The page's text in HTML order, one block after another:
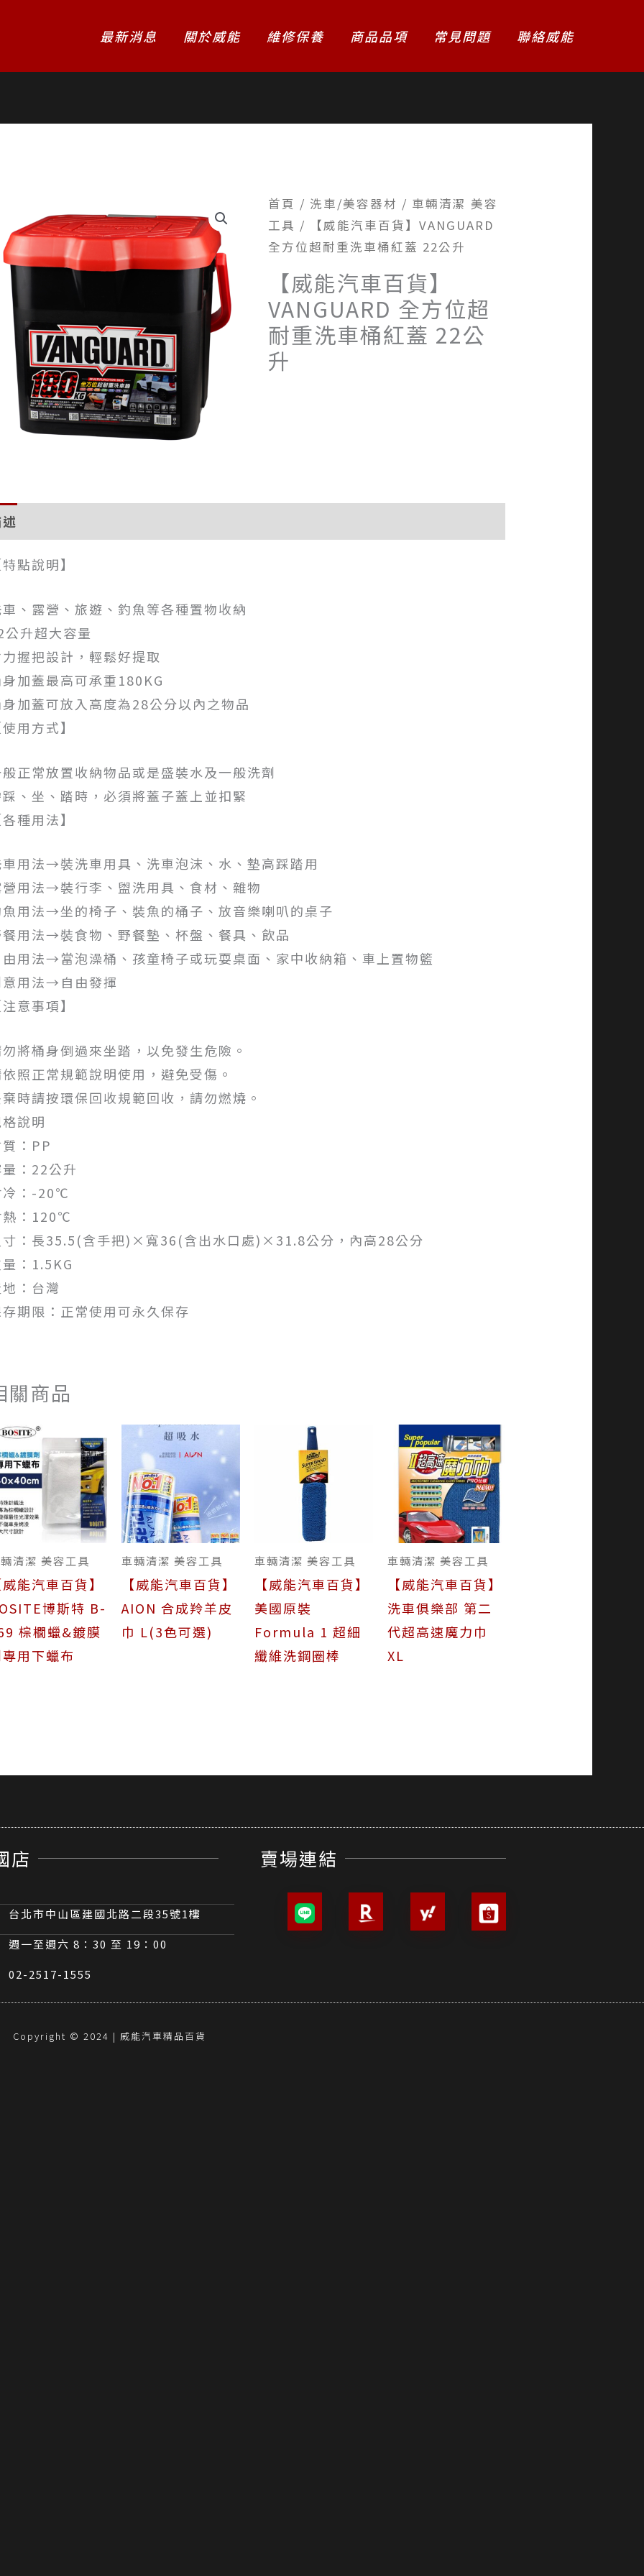
最新消息 關於威能 維修保養 商品品項 常見問題 聯絡威能
首頁 / 洗車/美容器材 / 車輛清潔 美容
工具 / 【威能汽車百貨】VANGUARD
全方位超耐重洗車桶紅蓋 22公升
【威能汽車百貨】
VANGUARD 全方位超
耐重洗車桶紅蓋 22公
升
點說明】
、露營、旅遊、釣魚等各種置物收納
公升超大容量
握把設計，輕鬆好提取
加蓋最高可承重180KG
加蓋可放入高度為28公分以內之物品
用方式】
正常放置收納物品或是盛裝水及一般洗劑
、坐、踏時，必須將蓋子蓋上並扣緊
種用法】
用法→裝洗車用具、洗車泡沫、水、墊高踩踏用
用法→裝行李、盥洗用具、食材、雜物
用法→坐的椅子、裝魚的桶子、放音樂喇叭的桌子
用法→裝食物、野餐墊、杯盤、餐具、飲品
用法→當泡澡桶、孩童椅子或玩耍桌面、家中收納箱、車上置物籃
意用法→自由發揮
意事項】
將桶身倒過來坐踏，以免發生危險。
照正常規範說明使用，避免受傷。
時請按環保回收規範回收，請勿燃燒。
說明
：PP
：22公升
冷：-20℃
熱：120℃
寸：長35.5(含手把)×寬36(含出水口處)×31.8公分，內高28公分
：1.5KG
：台灣
期限：正常使用可永久保存
關商品
清潔 美容工具
能汽車百貨】
博斯特 B-
棕櫚蠟&鍍膜
用下蠟布
車輛清潔 美容工具
【威能汽車百貨】
AION 合成羚羊皮
巾 L(3色可選)
車輛清潔 美容工具
【威能汽車百貨】
美國原裝
Formula 1 超細
纖維洗鋼圈棒
車輛清潔 美容工具
【威能汽車百貨】
洗車俱樂部 第二
代超高速魔力巾
XL
店
台北市中山區建國北路二段35號1樓
週一至週六 8：30 至 19：00
02-2517-1555
賣場連結
Copyright © 2024 | 威能汽車精品百貨